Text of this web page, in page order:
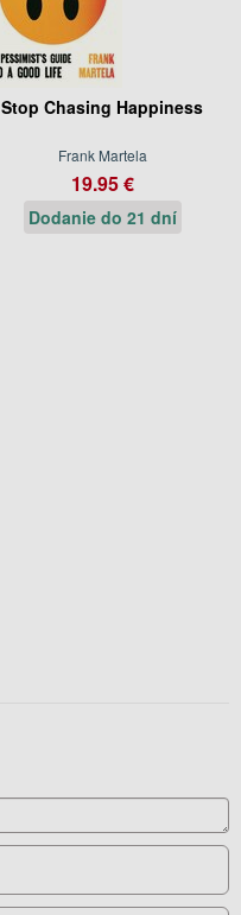
Stop Chasing Happiness
Frank Martela
19.95 €
Dodanie do 21 dní